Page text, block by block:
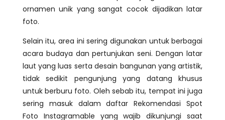
ornamen unik yang sangat cocok dijadikan latar
foto.
Selain itu, area ini sering digunakan untuk berbagai
acara budaya dan pertunjukan seni. Dengan latar
laut yang luas serta desain bangunan yang artistik,
tidak sedikit pengunjung yang datang khusus
untuk berburu foto. Oleh sebab itu, tempat ini juga
sering masuk dalam daftar Rekomendasi Spot
Foto Instagramable yang wajib dikunjungi saat